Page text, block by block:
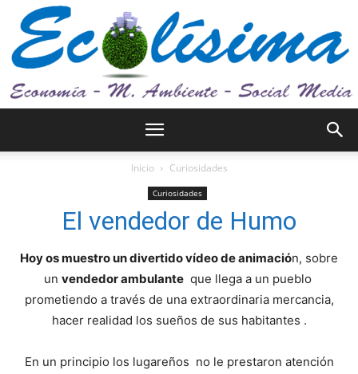
Medio
ambiente
y
Inicio Curiosidades
Curiosidades
El vendedor de Humo
Hoy os muestro un divertido vídeo de animación, sobre
un vendedor ambulanteque llega a un pueblo
prometiendo a través de una extraordinaria mercancia,
hacer realidad los sueños de sus habitantes .
En un principio los lugareños no le prestaron atención